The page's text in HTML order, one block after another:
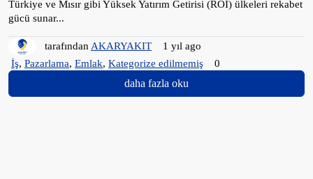
Türkiye ve Mısır gibi Yüksek Yatırım Getirisi (ROI) ülkeleri rekabet
gücü sunar...
tarafından AKARYAKIT
1 yıl ago
İş, Pazarlama, Emlak, Kategorize edilmemiş 0
daha fazla oku